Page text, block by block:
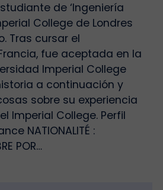
de ‘Ingeniería
College de Londres
Tras cursar el
fue aceptada en la
Imperial College
a continuación y
sobre su experiencia
Imperial College. Perfil
NATIONALITÉ :
POR…